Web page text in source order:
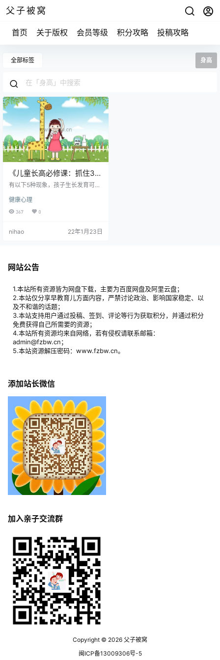
父子被窝
首页 关于版权 会员等级 积分攻略 投稿攻略
全部标签 身高
《儿童长高必修课：抓住3-7
岁黄金生长期》视频课 潘慧
有以下5种现象，孩子生长发育可能
在班里总是坐前排、明显比同龄孩
子矮 ◈ 孩子是早产儿、小于胎龄
发育过早或过迟，女孩8岁前、男孩
只能决定身高的70%，营养、睡
眠、运动、情绪这些后天因素，对
健康心理
367 0
nihao 22年1月23日
网站公告
1.本站所有资源皆为网盘下载，主要为百度网盘及阿里云盘；
2.本站仅分享早教育儿方面内容，严禁讨论政治、影响国家稳定、以
及不和谐的话题；
3.本站支持用户通过投稿、签到、评论等行为获取积分，并通过积分
免费获得自己所需要的资源；
4.本站所有资源均来自网络，若有侵权请联系邮箱：
admin@fzbw.cn；
5.本站资源解压密码：www.fzbw.cn。
添加站长微信
加入亲子交流群
Copyright © 2026 父子被窝
闽ICP备13009306号-5